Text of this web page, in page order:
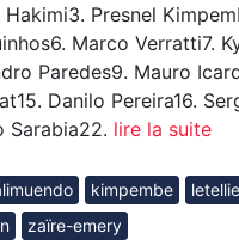
Presnel
Marco Verratti7.
Paredes9. Mauro
Danilo Pereira16.
Sarabia22. lire la suite
kimpembe
zaïre-emery